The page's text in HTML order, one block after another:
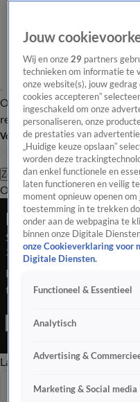
Overzicht Laatste nieuws
redactie
Volg Hart van Nederland
Zoeken
OverzichtRegio
Late Editie
Seizoen 2026, aflevering
24 apr, 22:43
Bizar: een wedstrijd
tegenstander, het gebeurde
en er wordt
nietsvermoedend in de val
Late EditieOchtend Editie
Seizoen 2026
Jouw
Wij en onze29 partners
technieken om informatie te
onze website(s), jouw
cookies accepteren”
ingeschakeld om onze
personaliseren, onze
de prestaties van
„Huidige keuze opslaan”
worden deze
dan enkel functionele en
laten functioneren en veilig
moment opnieuw openen
toestemming in te trekken
onder aan de webpagina te
binnen onze Digitale
onze Cookieverklaring voor
Digitale Diensten.
Functioneel & Essentieel
Analytisch
Advertising &
Marketing & Social media